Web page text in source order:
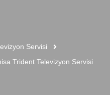
Servisi
Trident Televizyon Servisi